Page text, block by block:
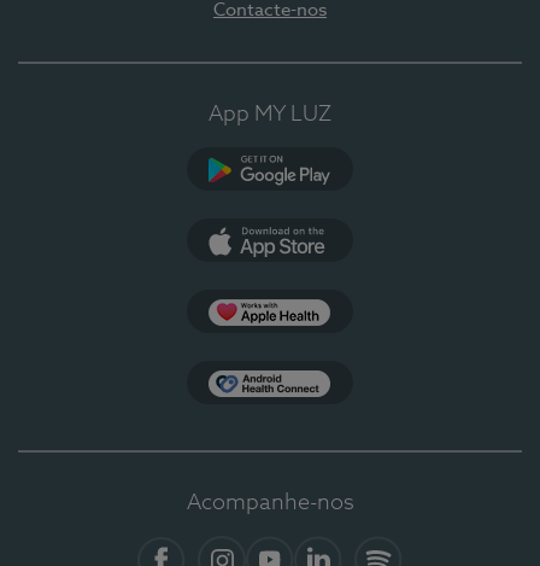
Contacte-nos
App MY LUZ
Acompanhe-nos